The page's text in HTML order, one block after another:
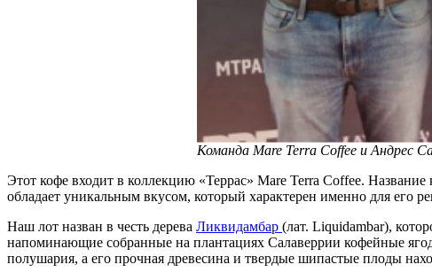
Команда Mare Terra Coffee и Андрес
Этот кофе входит в коллекцию «Террас» Mare Terra Coffee.
обладает уникальным вкусом, который характерен именно для его
Наш лот назван в честь дерева Ликвидамбар (лат. Liquidambar),
напоминающие собранные на плантациях Салаверрии кофейные
полушария, а его прочная древесина и твердые шипастые плоды